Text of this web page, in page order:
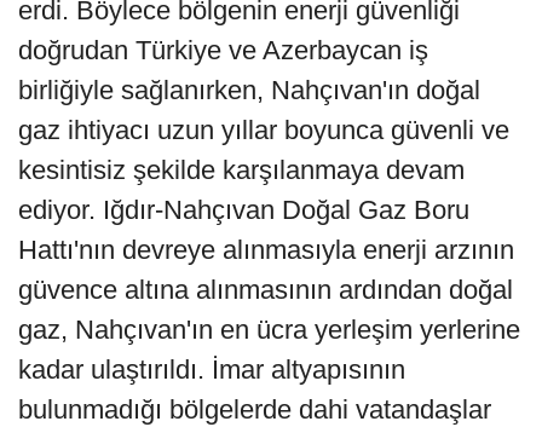
erdi. Böylece bölgenin enerji güvenliği
doğrudan Türkiye ve Azerbaycan iş
birliğiyle sağlanırken, Nahçıvan'ın doğal
gaz ihtiyacı uzun yıllar boyunca güvenli ve
kesintisiz şekilde karşılanmaya devam
ediyor. Iğdır-Nahçıvan Doğal Gaz Boru
Hattı'nın devreye alınmasıyla enerji arzının
güvence altına alınmasının ardından doğal
gaz, Nahçıvan'ın en ücra yerleşim yerlerine
kadar ulaştırıldı. İmar altyapısının
bulunmadığı bölgelerde dahi vatandaşlar